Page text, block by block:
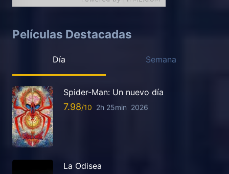
Películas Destacadas
Día Semana
Spider-Man: Un nuevo día
7.98 2h 25min 2026
La Odisea